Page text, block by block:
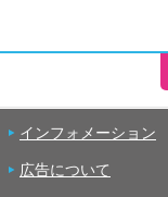
インフォメーション
広告について